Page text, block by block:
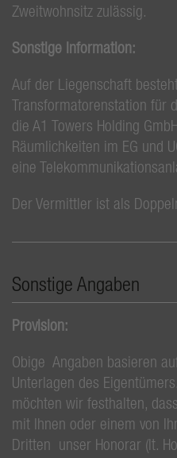
Zweitwohnsitz zulässig.
Sonstige Information:
Auf der Liegenschaft
Transformatorenstation für
die A1 Towers Holding
Räumlichkeiten im EG und
eine
Der Vermittler ist als
Sonstige Angaben
Provision:
Obige Angaben basieren
Unterlagen des
möchten wir festhalten,
mit Ihnen oder einem von
Dritten unser Honorar (lt.